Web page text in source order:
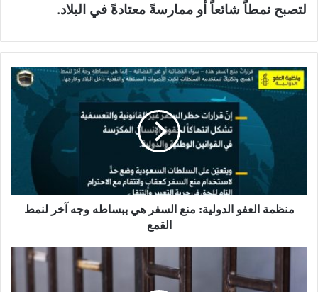
لتصبح نمطاً شائعاً أو ممارسةً معتادةً في البلاد.
منظمة العفو الدولية: منع السفر هي ببساطه وجه آخر لنمط
القمع